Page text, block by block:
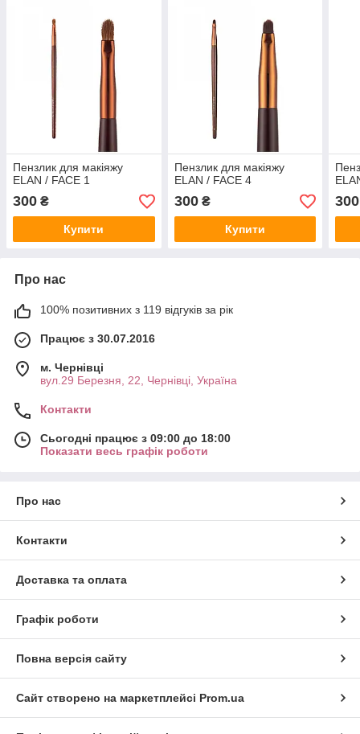
Пензлик для макіяжу
ELAN / FACE 1
300 ₴
Купити
Пензлик для макіяжу
ELAN / FACE 4
300₴
Купити
300
Про нас
100% позитивних з 119 відгуків за рік
Працює з 30.07.2016
м. Чернівці
вул.29 Березня, 22, Чернівці, Україна
Контакти
Сьогодні працює з 09:00 до 18:00
Показати весь графік роботи
Про нас
Контакти
Доставка та оплата
Графік роботи
Повна версія сайту
Сайт створено на маркетплейсі Prom.ua